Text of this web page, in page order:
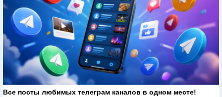
Все посты любимых телеграм каналов в одном месте!